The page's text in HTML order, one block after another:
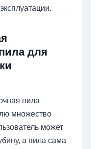
для
пила
множество
может
а пила сама